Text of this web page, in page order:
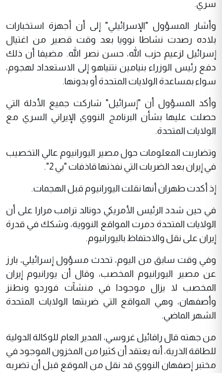
سري.
وأشار المسؤول "الإسرائيلي" إلى أن أجهزة استخبارات
بلاده رصدت نشاطا نوويا بعد وقت قصير من اغتيال
إسرائيل لزعيم حزب الله، حسن نصر الله. مضيفا أن ذلك
دفع رئيس الوزراء بنيامين نتنياهو إلى الاستعداد لهجوم،
سواء بمساعدة الولايات المتحدة أو بدونها.
وأكد المسؤول أن "إسرائيل" شاركت جميع الأدلة التي
حصلت عليها بشأن البرنامج النووي الإيراني السري مع
الولايات المتحدة.
وتضاربت المعلومات حول مصير اليورانيوم عالي التخصيب
في إيران بعد الضربات التي نفذتها قاذفات "بي 2".
إذ أكدت طهران أنها نقلت اليورانيوم قبل الهجمات.
في حين شدد الرئيس الأمريكي دونالد ترامب مرارا على أن
الولايات المتحدة دمرت المواقع النووية، وشكك في قدرة
إيران على نقل والاحتفاظ باليورانيوم.
وفي وقت سابق من اليوم، تحدث مسؤول إسرائيلي، بارز
عن مصير اليورانيوم المخصب، وقال أن يورانيوم إيران
المخصب لا يزال موجودا في منشآت فوردو ونطنز
وأصفهان، وهي المواقع التي ضربتها الولايات المتحدة
الشهر الماضي.
من جهته قال رافائيل غروسي، المدير العام للوكالة الدولية
للطاقة الذرية، أنه يعتقد أن كثيرا من المخزون الموجود في
مختبر إصفهان النووي قد نقل من الموقع قبل أن تضربه